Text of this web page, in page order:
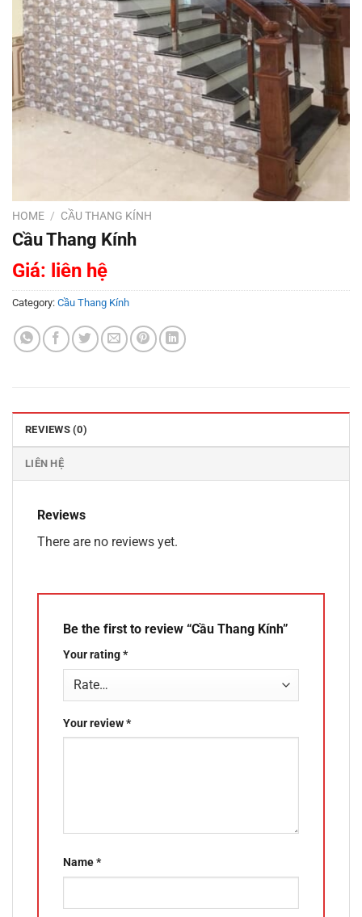
HOME / CẦU THANG KÍNH
Cầu Thang Kính
Giá: liên hệ
Category: Cầu Thang Kính
REVIEWS (0)
LIÊN HỆ
Reviews
There are no reviews yet.
Be the first to review “Cầu Thang Kính”
Your rating*
Your review*
Name*